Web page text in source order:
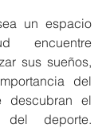
un espacio
encuentre
sus sueños,
del
descubran el
del deporte.